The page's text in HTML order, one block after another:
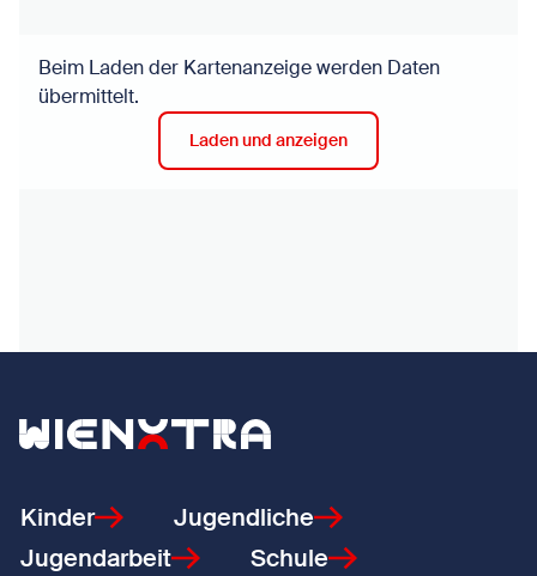
Beim Laden der Kartenanzeige werden Daten
übermittelt.
Laden und anzeigen
Zurück zur Startseite
Kinder
Jugendliche
Jugendarbeit
Schule